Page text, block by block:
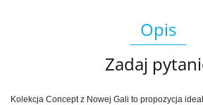
Opis
Zadaj
Kolekcja Concept z Nowej Gali to propozycja